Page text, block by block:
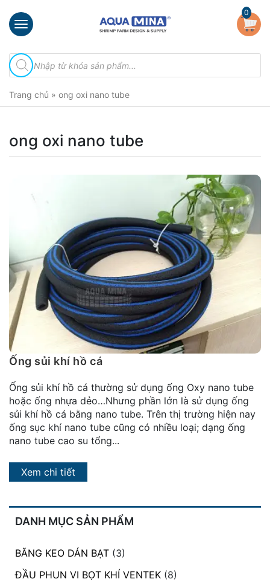
×
chủ
thiệu
Đầu
dẫn
lắp
đặt
Quy
định
Blog
chia
Liên
hệ
0
Tìm
kiếm
sản
Trang chủ » ong oxi nano tube
DANH MỤC SẢN PHẨM
BĂNG KEO DÁN BẠT (3)
ĐẦU PHUN VI BỌT KHÍ VENTEK (8)
ong oxi nano tube
Ống sủi khí hồ cá
Ống sủi khí hồ cá thường sử dụng ống Oxy nano tube
hoặc ống nhựa dẻo…Nhưng phần lớn là sử dụng ống
sủi khí hồ cá bằng nano tube. Trên thị trường hiện nay
ống sục khí nano tube cũng có nhiều loại; dạng ống
nano tube cao su tổng...
Xem chi tiết